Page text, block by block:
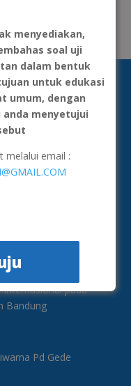
AIPTAKI
Analis
ini dimulai ketika
pada
Bandung
Pd Gede
menyediakan,
soal uji
dalam bentuk
untuk edukasi
umum, dengan
menyetujui
melalui email :